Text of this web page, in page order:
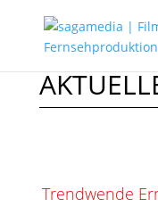
Trendwende